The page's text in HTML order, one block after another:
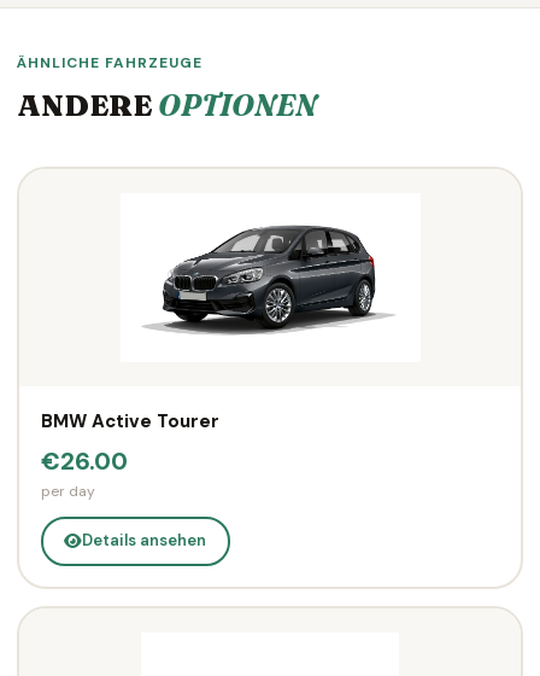
ÄHNLICHE FAHRZEUGE
ANDERE OPTIONEN
BMW Active Tourer
€26.00
per day
Details ansehen